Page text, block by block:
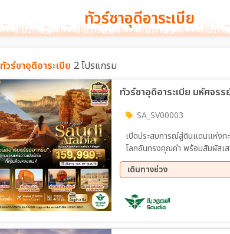
ทัวร์ซาอุดีอาระเบีย
ทัวร์ซาอุดีอาระเบีย 2 โปรแกรม
SA_SV00003
เปิดประสบการณ์สู่ดินแดนแห่งท
โลกอันทรงคุณค่า พร้อมสัมผัสเ
เดินทางช่วง